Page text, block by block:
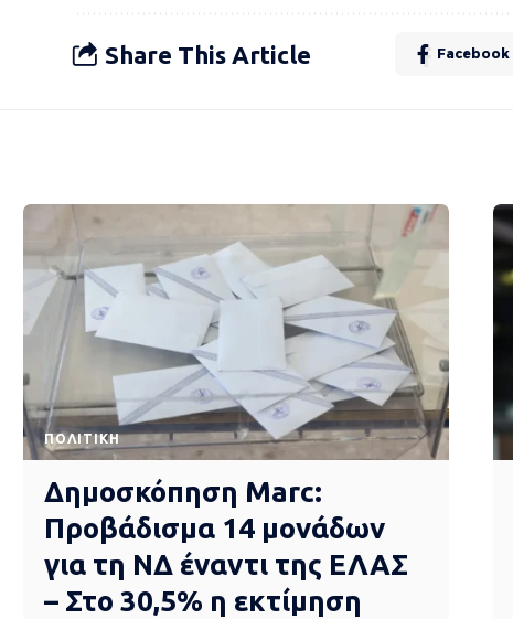
Share This Article Facebook
ΠΟΛΙΤΙΚΉ
Δημοσκόπηση Marc:
Προβάδισμα 14 μονάδων
για τη ΝΔ έναντι της ΕΛΑΣ
– Στο 30,5% η εκτίμηση